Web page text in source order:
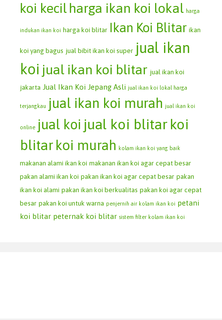
koi kecilharga ikan koi lokal harga
indukan ikan koi harga koi blitar Ikan Koi Blitar ikan
koi yang bagus jual bibit ikan koi super jual ikan
koi jual ikan koi blitar jual ikan koi
jakarta Jual Ikan Koi Jepang Asli jual ikan koi lokal harga
terjangkau jual ikan koi murah jual ikan koi
online jual koi jual koi blitar koi
blitar koi murah kolam ikan koi yang baik
makanan alami ikan koi makanan ikan koi agar cepat besar
pakan alami ikan koi pakan ikan koi agar cepat besar pakan
ikan koi alami pakan ikan koi berkualitas pakan koi agar cepat
besar pakan koi untuk warna penjernih air kolam ikan koi petani
koi blitar peternak koi blitar sistem filter kolam ikan koi